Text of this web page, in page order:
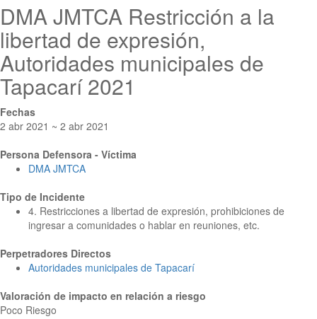
DMA JMTCA Restricción a la
libertad de expresión,
Autoridades municipales de
Tapacarí 2021
Fechas
2 abr 2021 ~ 2 abr 2021
Persona Defensora - Víctima
DMA JMTCA
Tipo de Incidente
4. Restricciones a libertad de expresión, prohibiciones de
ingresar a comunidades o hablar en reuniones, etc.
Perpetradores Directos
Autoridades municipales de Tapacarí
Valoración de impacto en relación a riesgo
Poco Riesgo